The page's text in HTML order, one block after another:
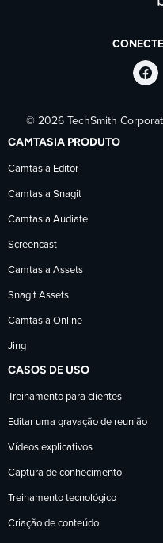
a
© 2026 TechSmith
CAMTASIA PRODUTO
Camtasia Editor
Camtasia Snagit
Camtasia Audiate
Screencast
Camtasia Assets
Snagit Assets
Camtasia Online
Jing
CASOS DE USO
Treinamento para clientes
Editar uma gravação de reunião
Vídeos explicativos
Captura de conhecimento
Treinamento tecnológico
Criação de conteúdo